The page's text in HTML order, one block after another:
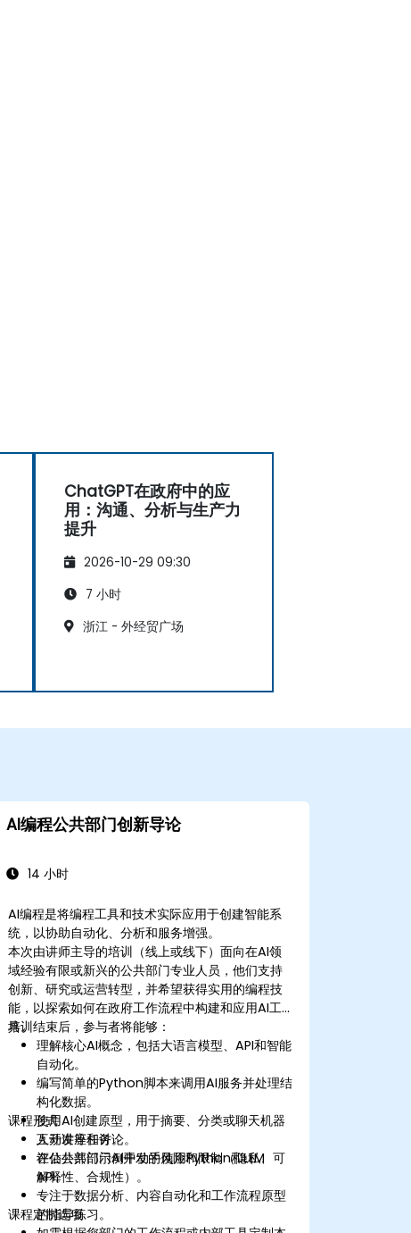
ChatGPT在政府中的应
用：沟通、分析与生产力
提升
2026-10-29 09:30
7 小时
浙江 - 外经贸广场
AI编程公共部门创新导论
14 小时
AI编程是将编程工具和技术实际应用于创建智能系
统，以协助自动化、分析和服务增强。
本次由讲师主导的培训（线上或线下）面向在AI领
域经验有限或新兴的公共部门专业人员，他们支持
创新、研究或运营转型，并希望获得实用的编程技
能，以探索如何在政府工作流程中构建和应用AI工
具。
培训结束后，参与者将能够：
理解核心AI概念，包括大语言模型、API和智能
自动化。
编写简单的Python脚本来调用AI服务并处理结
构化数据。
使用AI创建原型，用于摘要、分类或聊天机器
人开发等任务。
评估公共部门AI开发的风险和限制（隐私、可
解释性、合规性）。
课程形式
互动讲座和讨论。
在公共部门示例中动手使用Python和LLM
API。
专注于数据分析、内容自动化和工作流程原型
的指导练习。
课程定制选项